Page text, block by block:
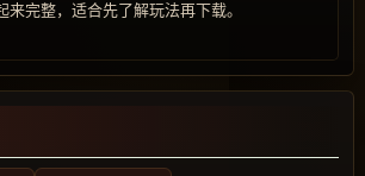
来完整，适合先了解玩法再下载。